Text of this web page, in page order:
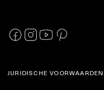
JURIDISCHE VOORWAARDEN